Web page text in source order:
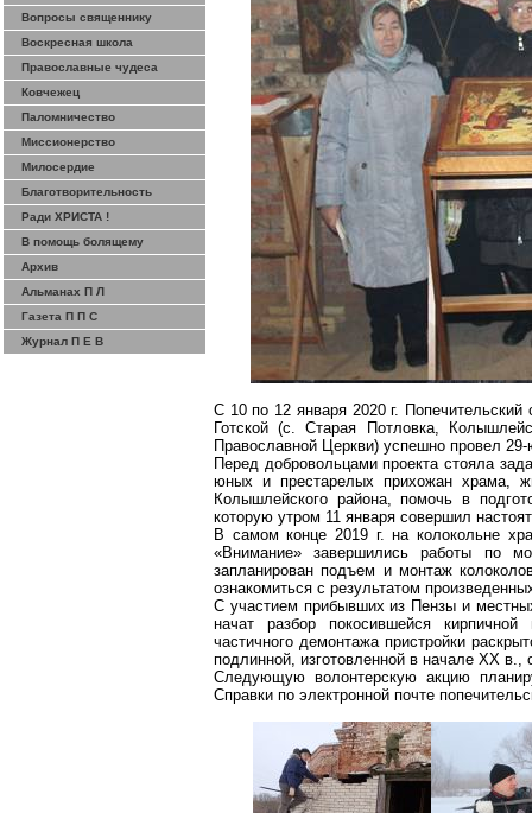
Вопросы священнику
Воскресная школа
Православные чудеса
Ковчежец
Паломничество
Миссионерство
Милосердие
Благотворительность
Ради ХРИСТА !
В помощь болящему
Архив
Альманах П Л
Газета П П С
Журнал П Е В
С 10 по 12 января 2020 г. Попечительский
Готскои ̆ (с. Старая Потловка,
Православнои
Церкви) успешно провел
Перед добровольцами проекта стояла
юных и престарелых прихожан храма,
Колышлейского района, помочь в
которую утром 11 января совершил
В самом конце2019 г. на колокольне
«Внимание» завершились работы по
запланирован подъем и монтаж
ознакомиться с результатом
С участием прибывших из Пензы и
начат разбор покосившейся
частичного демонтажа пристройки
подлинной, изготовленной в начале XX в.,
Следующую волонтерскую акцию
Справки по электронной почте